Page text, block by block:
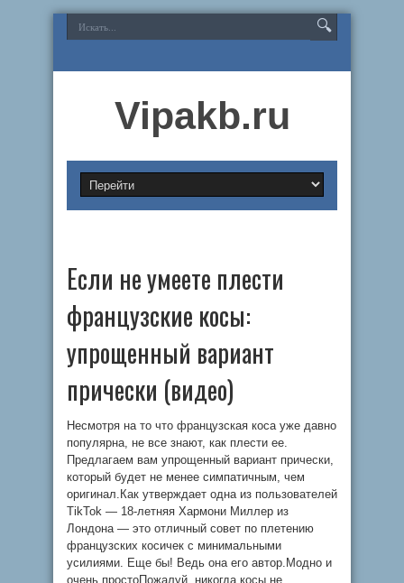
Vipakb.ru
Если не умеете плести
французские косы:
упрощенный вариант
прически (видео)
Несмотря на то что французская коса уже давно
популярна, не все знают, как плести ее.
Предлагаем вам упрощенный вариант прически,
который будет не менее симпатичным, чем
оригинал.Как утверждает одна из пользователей
TikTok — 18-летняя Хармони Миллер из
Лондона — это отличный совет по плетению
французских косичек с минимальными
усилиями. Еще бы! Ведь она его автор.Модно и
очень простоПожалуй, никогда косы не